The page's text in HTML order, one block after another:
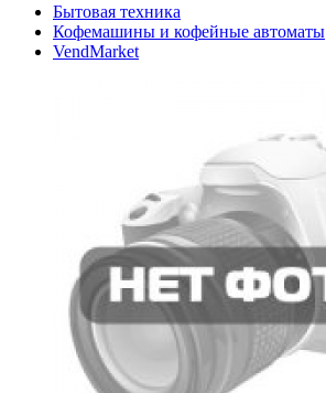
Бытовая техника
Кофемашины и кофейные автоматы
VendMarket